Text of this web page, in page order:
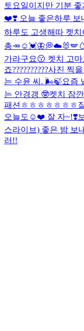
토요일이지만 기분
❤️❣️ 오늘 좋은하루 보
하루도 고생해따 켓
총🥕 ☺️💓🦋💭
가라구요😗 켓치 고
죠??????????사진 찍
는 수윤 씨. 🌬️🍃요즘
는 안경갱 🤓켓치 잠
패션ㅎㅎㅎㅎㅎㅎㅎ
오늘도☺️❤️ 잘 자~!❣️
스라이브) 좋은 밤 보
러!!